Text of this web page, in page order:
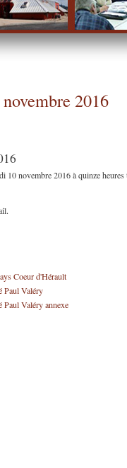
2016
novembre 2016 à quinze
Coeur d'Hérault
Paul Valéry
Paul Valéry annexe